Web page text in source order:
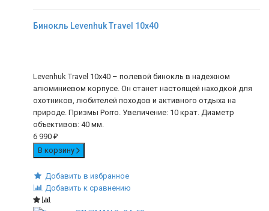
Бинокль Levenhuk Travel 10x40
Levenhuk Travel 10x40 – полевой бинокль в надежном
алюминиевом корпусе. Он станет настоящей находкой для
охотников, любителей походов и активного отдыха на
природе. Призмы Porro. Увеличение: 10 крат. Диаметр
объективов: 40 мм.
6 990 ₽
В корзину
Добавить в избранное
Добавить к сравнению